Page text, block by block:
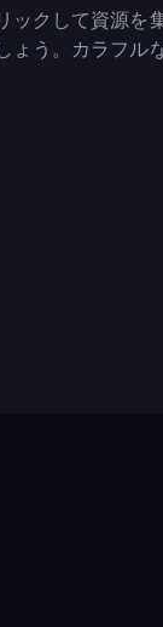
ックして資源
ょう。カラフル